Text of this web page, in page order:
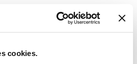
cookies.